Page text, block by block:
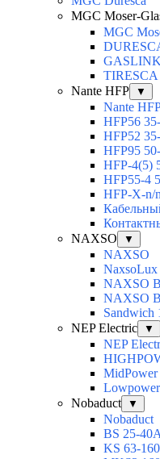
MGC Moser-
MGC
Nante HFP
▼
Nante
HFP56
HFP52
HFP95
HFP-4(5)
HFP55-4
HFP-X-n/
NAXSO
▼
NAXSO
NAXSO
NAXSO
Sandwich
NEP Electric
▼
NEP
Nobaduct
▼
Nobaduct
BS 25-
KS 63-